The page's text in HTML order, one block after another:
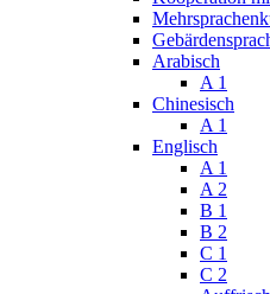
Arabisch
A 1
Chinesisch
A 1
Englisch
A 1
A 2
B 1
B 2
C 1
C 2